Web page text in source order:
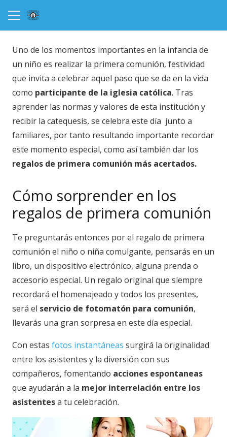
Uno de los momentos importantes en la infancia de
un niño es realizar la primera comunión, festividad
que invita a celebrar aquel paso que se da en la vida
como participante de la iglesia católica. Tras
aprender las normas y valores de esta institución y
recibir la catequesis, se celebra este día junto a
familiares, por tanto resultando importante recordar
este momento especial, como así también dar los
regalos de primera comunión más acertados.
Cómo sorprender en los
regalos de primera comunión
Te preguntarás entonces por el regalo de primera
comunión el niño o niña comulgante, pensarás en un
libro, un dispositivo electrónico, alguna prenda o
accesorio especial. Un regalo original que siempre
recordará el homenajeado y todos los presentes,
será el servicio de fotomatón para comunión,
llevarás una gran sorpresa en este día especial.
Con estas fotos instantáneas surgirá la originalidad
entre los asistentes y la diversión con sus
compañeros, fomentando acciones espontaneas
que ayudarán a la mejor interrelación entre los
asistentesa tu celebración.